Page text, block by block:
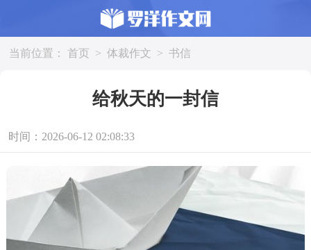
当前位置： 首页 > 体裁作文 > 书信
给秋天的一封信
时间：2026-06-12 02:08:33